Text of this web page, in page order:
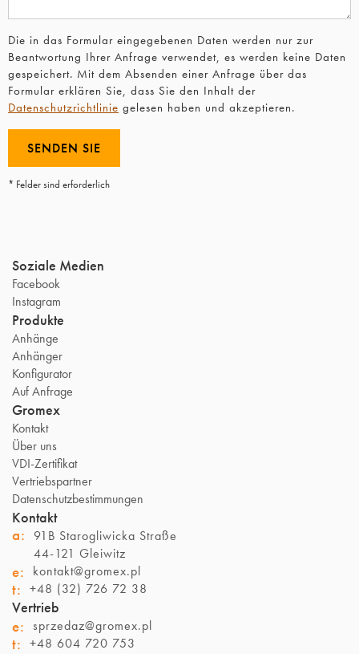
Die in das Formular eingegebenen Daten werden nur zur
Beantwortung Ihrer Anfrage verwendet, es werden keine Daten
gespeichert. Mit dem Absenden einer Anfrage über das
Formular erklären Sie, dass Sie den Inhalt der
Datenschutzrichtlinie gelesen haben und akzeptieren.
* Felder sind erforderlich
Soziale Medien
Facebook
Instagram
Produkte
Anhänge
Anhänger
Konfigurator
Auf Anfrage
Gromex
Kontakt
Über uns
VDI-Zertifikat
Vertriebspartner
Datenschutzbestimmungen
Kontakt
a:
91B Starogliwicka Straße
44-121 Gleiwitz
e: kontakt@gromex.pl
t: +48 (32) 726 72 38
Vertrieb
e: sprzedaz@gromex.pl
t: +48 604 720 753